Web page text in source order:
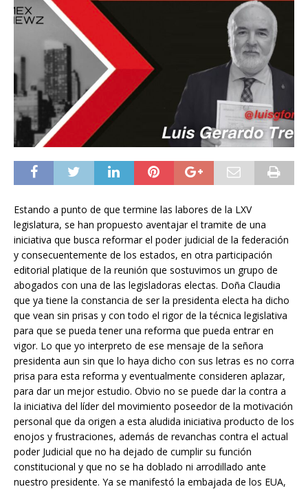
Estando a punto de que termine las labores de la LXV
legislatura, se han propuesto aventajar el tramite de una
iniciativa que busca reformar el poder judicial de la federación
y consecuentemente de los estados, en otra participación
editorial platique de la reunión que sostuvimos un grupo de
abogados con una de las legisladoras electas. Doña Claudia
que ya tiene la constancia de ser la presidenta electa ha dicho
que vean sin prisas y con todo el rigor de la técnica legislativa
para que se pueda tener una reforma que pueda entrar en
vigor. Lo que yo interpreto de ese mensaje de la señora
presidenta aun sin que lo haya dicho con sus letras es no corra
prisa para esta reforma y eventualmente consideren aplazar,
para dar un mejor estudio. Obvio no se puede dar la contra a
la iniciativa del líder del movimiento poseedor de la motivación
personal que da origen a esta aludida iniciativa producto de los
enojos y frustraciones, además de revanchas contra el actual
poder Judicial que no ha dejado de cumplir su función
constitucional y que no se ha doblado ni arrodillado ante
nuestro presidente. Ya se manifestó la embajada de los EUA,